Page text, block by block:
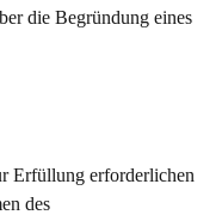
die Begründung eines
Erfüllung erforderlichen
des